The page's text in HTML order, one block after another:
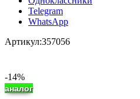
Telegram
WhatsApp
Артикул:357056
-14%
аналог